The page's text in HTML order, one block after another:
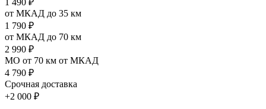
от МКАД до 35 км
1 790 ₽
от МКАД до 70 км
2 990 ₽
МО от 70 км от МКАД
4 790 ₽
Срочная доставка
+2 000 ₽